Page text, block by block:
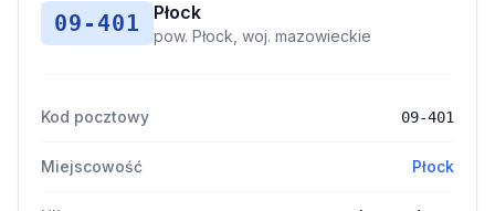
09-401 Płock
pow. Płock, woj. mazowieckie
Kod pocztowy 09-401
Miejscowość Płock